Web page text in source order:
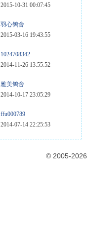
2015-10-31 00:07:45
羽心鸽舍
2015-03-16 19:43:55
1024708342
2014-11-26 13:55:52
雅美鸽舍
2014-10-17 23:05:29
ffu000789
2014-07-14 22:25:53
© 2005-2026